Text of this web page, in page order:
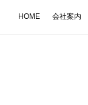
HOME 会社案内